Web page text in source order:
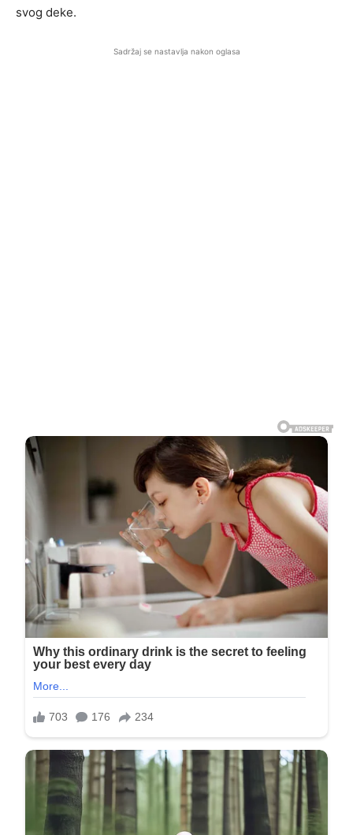
svog deke.
Sadržaj se nastavlja nakon oglasa